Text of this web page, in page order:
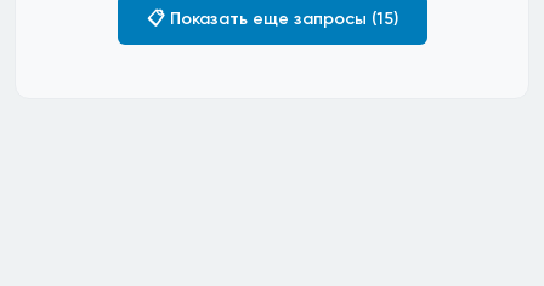
📋 Показать еще запросы (15)